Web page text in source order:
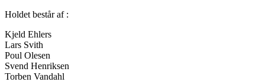
Holdet består af :
Kjeld Ehlers
Lars Svith
Poul Olesen
Svend Henriksen
Torben Vandahl